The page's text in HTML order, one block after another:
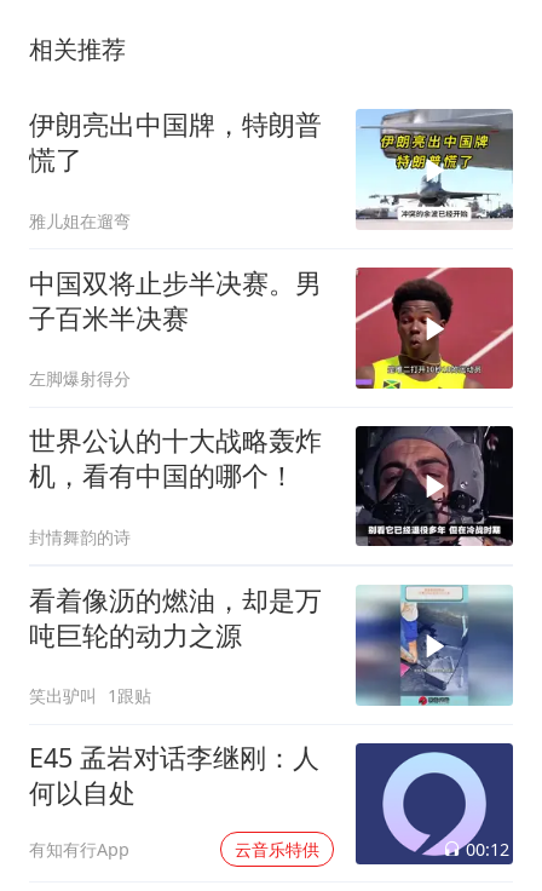
相关推荐
伊朗亮出中国牌，特朗普
慌了
雅儿姐在遛弯
中国双将止步半决赛。男
子百米半决赛
左脚爆射得分
世界公认的十大战略轰炸
机，看有中国的哪个！
封情舞韵的诗
看着像沥的燃油，却是万
吨巨轮的动力之源
笑出驴叫 1跟贴
E45 孟岩对话李继刚：人
何以自处
有知有行App 云音乐特供 00:12